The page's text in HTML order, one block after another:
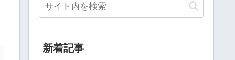
新着記事